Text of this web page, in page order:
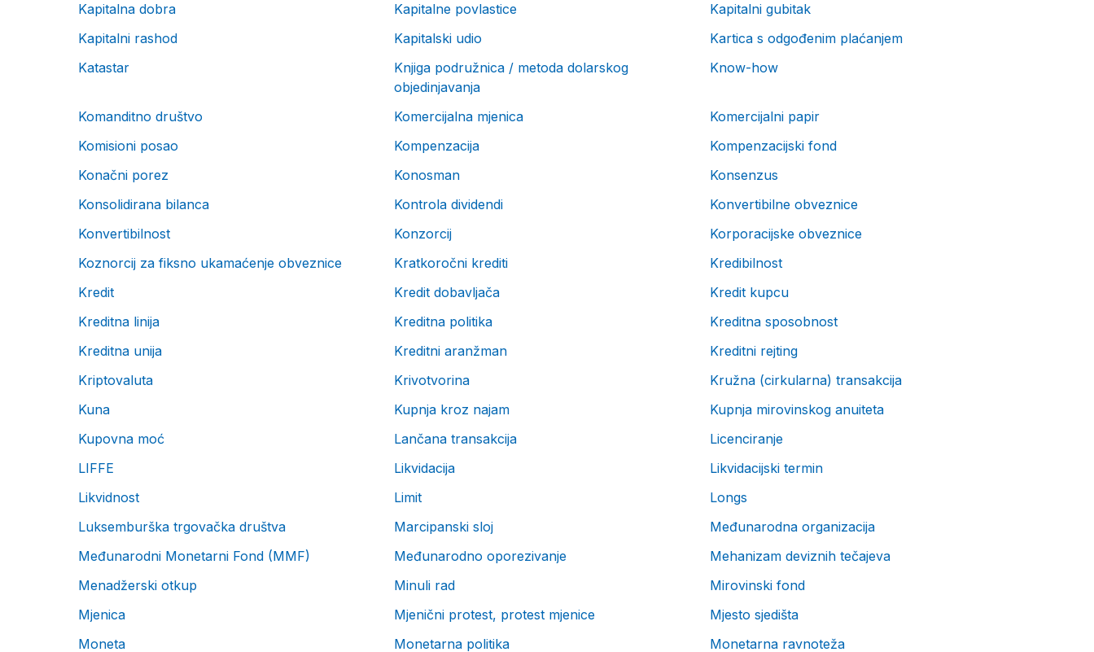
Kapitalna dobra
Kapitalne povlastice
Kapitalni gubitak
Kapitalni rashod
Kapitalski udio
Kartica s odgođenim plaćanjem
Katastar
Knjiga podružnica / metoda dolarskog
objedinjavanja
Know-how
Komanditno društvo Komercijalna mjenica
Komercijalni papir
Komisioni posao
Kompenzacija
Kompenzacijski fond
Konačni porez
Konosman
Konsenzus
Konsolidirana bilanca
Kontrola dividendi
Konvertibilne obveznice
Konvertibilnost
Konzorcij
Korporacijske obveznice
Koznorcij za fiksno ukamaćenje obveznice
Kratkoročni krediti
Kredibilnost
Kredit
Kredit dobavljača
Kredit kupcu
Kreditna linija
Kreditna politika
Kreditna sposobnost
Kreditna unija
Kreditni aranžman
Kreditni rejting
Kriptovaluta
Krivotvorina
Kružna (cirkularna) transakcija
Kuna
Kupnja kroz najam
Kupnja mirovinskog anuiteta
Kupovna moć
Lančana transakcija
Licenciranje
LIFFE
Likvidacija
Likvidacijski termin
Likvidnost
Limit
Longs
Luksemburška trgovačka društva
Marcipanski sloj
Međunarodna organizacija
Međunarodni Monetarni Fond (MMF)
Međunarodno oporezivanje
Mehanizam deviznih tečajeva
Menadžerski otkup
Minuli rad
Mirovinski fond
Mjenica
Mjenični protest, protest mjenice
Mjesto sjedišta
Moneta
Monetarna politika Monetarna ravnoteža